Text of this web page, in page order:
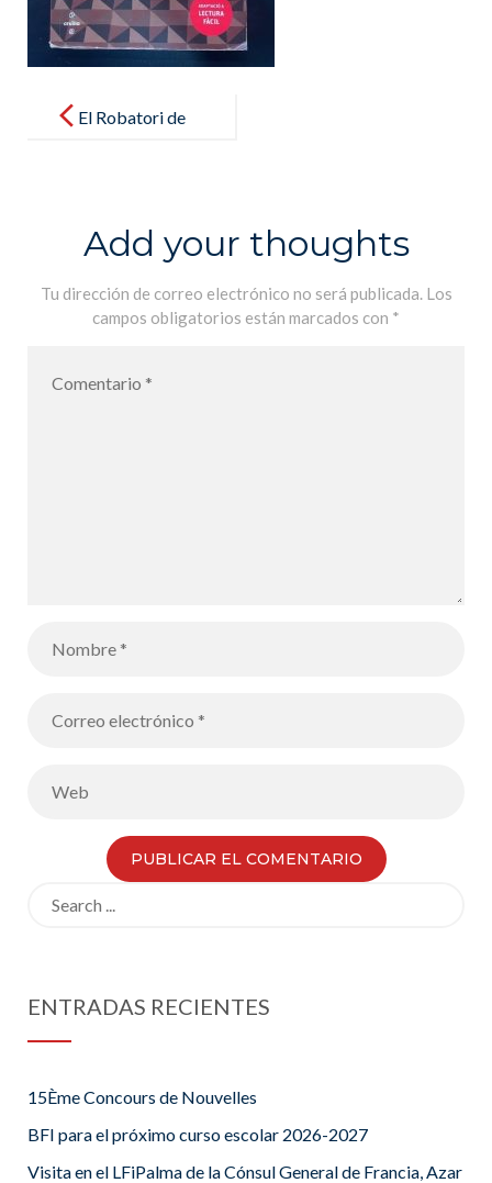
navigationEl Robatori de
Add your thoughts
Tu dirección de correo electrónico no será publicada. Los
campos obligatorios están marcados con *
ENTRADAS RECIENTES
15Ème Concours de Nouvelles
BFI para el próximo curso escolar 2026-2027
Visita en el LFiPalma de la Cónsul General de Francia, Azar